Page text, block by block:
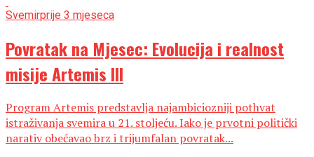
Svemirprije 3 mjeseca
Povratak na Mjesec: Evolucija i realnost
misije Artemis III
Program Artemis predstavlja najambiciozniji pothvat
istraživanja svemira u 21. stoljeću. Iako je prvotni politički
narativ obećavao brz i trijumfalan povratak...